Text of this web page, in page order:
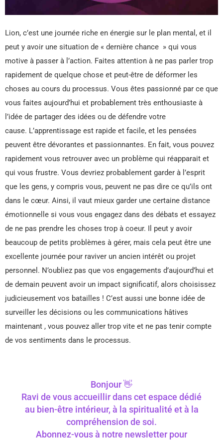
Lion, c’est une journée riche en énergie sur le plan mental, et il
peut y avoir une situation de « dernière chance » qui vous
motive à passer à l’action. Faites attention à ne pas parler trop
rapidement de quelque chose et peut-être de déformer les
choses au cours du processus. Vous êtes passionné par ce que
vous faites aujourd’hui et probablement très enthousiaste à
l’idée de partager des idées ou de défendre votre
cause. L’apprentissage est rapide et facile, et les pensées
peuvent être dévorantes et passionnantes. En fait, vous pouvez
rapidement vous retrouver avec un problème qui réapparait et
qui vous frustre. Vous devriez probablement garder à l’esprit
que les gens, y compris vous, peuvent ne pas dire ce qu’ils ont
dans le cœur. Ainsi, il vaut mieux garder une certaine distance
émotionnelle si vous vous engagez dans des débats et essayez
de ne pas prendre les choses trop à coeur. Il peut y avoir
beaucoup de petits problèmes à gérer, mais cela peut être une
excellente journée pour raviver un ancien intérêt ou projet
personnel. N’oubliez pas que vos engagements d’aujourd’hui et
de demain peuvent avoir un impact significatif, alors choisissez
judicieusement vos batailles ! C’est aussi une bonne idée de
surveiller les décisions ou les communications hâtives
maintenant , vous pouvez aller trop vite et ne pas tenir compte
de vos sentiments dans le processus.
Bonjour 👋
Ravi de vous accueillir dans cet espace dédié
au bien-être intérieur, à la spiritualité et à la
compréhension de soi.
Abonnez-vous à notre newsletter pour